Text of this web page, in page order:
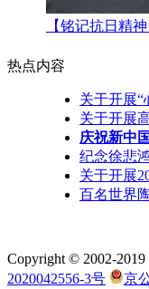
【铭记抗日精
热点内容
关于开展“
关于开展
庆祝新中
纪念徐悲
关于开展
百名世界
Copyright © 2002-
2020042556-3号
京